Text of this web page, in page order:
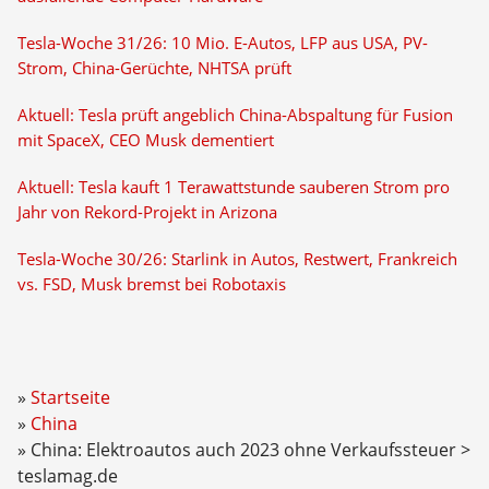
Tesla-Woche 31/26: 10 Mio. E-Autos, LFP aus USA, PV-
Strom, China-Gerüchte, NHTSA prüft
Aktuell: Tesla prüft angeblich China-Abspaltung für Fusion
mit SpaceX, CEO Musk dementiert
Aktuell: Tesla kauft 1 Terawattstunde sauberen Strom pro
Jahr von Rekord-Projekt in Arizona
Tesla-Woche 30/26: Starlink in Autos, Restwert, Frankreich
vs. FSD, Musk bremst bei Robotaxis
Startseite
China
China: Elektroautos auch 2023 ohne Verkaufssteuer >
teslamag.de